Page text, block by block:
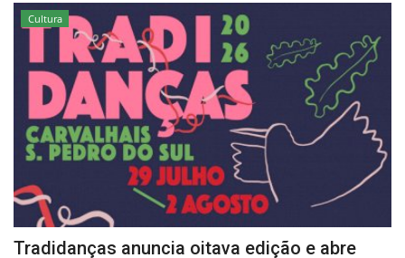
Saúde
Ficha técnica
Cultura
Lazer
Ambiente
Cultura
Tradidanças anuncia oitava edição e abre